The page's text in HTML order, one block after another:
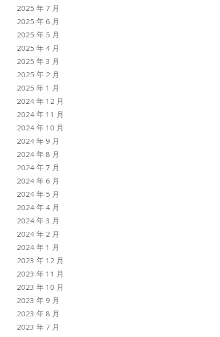
2025 年 7 月
2025 年 6 月
2025 年 5 月
2025 年 4 月
2025 年 3 月
2025 年 2 月
2025 年 1 月
2024 年 12 月
2024 年 11 月
2024 年 10 月
2024 年 9 月
2024 年 8 月
2024 年 7 月
2024 年 6 月
2024 年 5 月
2024 年 4 月
2024 年 3 月
2024 年 2 月
2024 年 1 月
2023 年 12 月
2023 年 11 月
2023 年 10 月
2023 年 9 月
2023 年 8 月
2023 年 7 月